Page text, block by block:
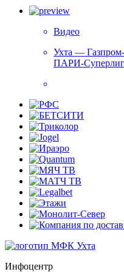
Видео
Ухта —
ПАРИ-
Инфоцентр